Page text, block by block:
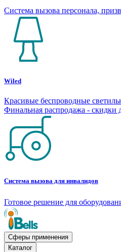
Система вызова персонала,
Wiled
Красивые беспроводные
Финальная распродажа - скидки
Система вызова для инвалидов
Готовое решение для
Сферы применения
Каталог